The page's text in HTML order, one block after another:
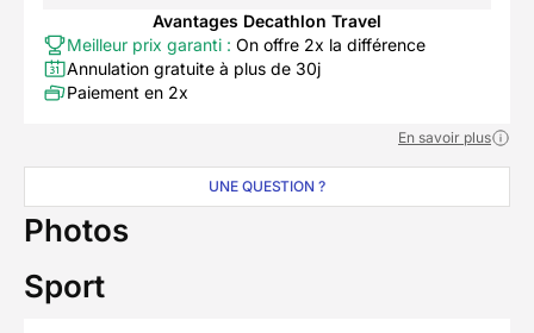
Avantages Decathlon Travel
Meilleur prix garanti : On offre 2x la différence
Annulation gratuite à plus de 30j
Paiement en 2x
En savoir plus
UNE QUESTION ?
Photos
Sport